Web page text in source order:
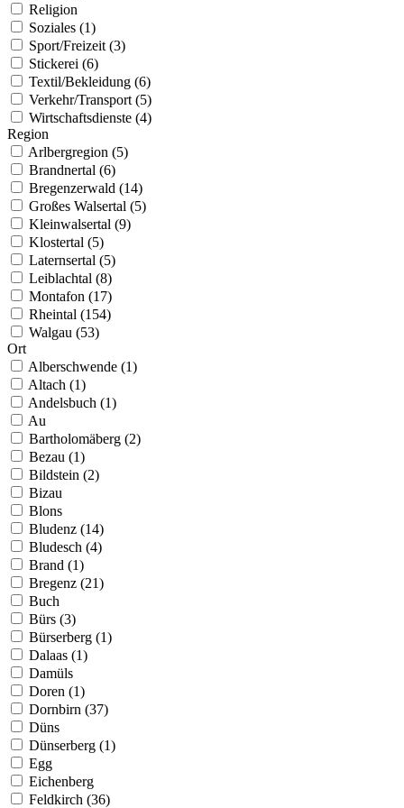
Religion
Soziales (1)
Sport/Freizeit (3)
Stickerei (6)
Textil/Bekleidung (6)
Verkehr/Transport (5)
Wirtschaftsdienste (4)
Region
Arlbergregion (5)
Brandnertal (6)
Bregenzerwald (14)
Großes Walsertal (5)
Kleinwalsertal (9)
Klostertal (5)
Laternsertal (5)
Leiblachtal (8)
Montafon (17)
Rheintal (154)
Walgau (53)
Ort
Alberschwende (1)
Altach (1)
Andelsbuch (1)
Au
Bartholomäberg (2)
Bezau (1)
Bildstein (2)
Bizau
Blons
Bludenz (14)
Bludesch (4)
Brand (1)
Bregenz (21)
Buch
Bürs (3)
Bürserberg (1)
Dalaas (1)
Damüls
Doren (1)
Dornbirn (37)
Düns
Dünserberg (1)
Egg
Eichenberg
Feldkirch (36)